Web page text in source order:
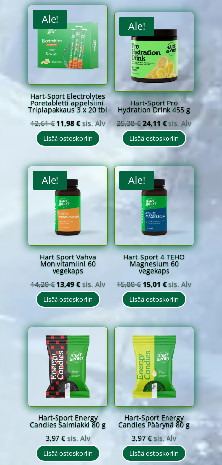
12,61 €.11,98 €.
Ale!
Hart-Sport Electrolytes
Poretabletti appelsiini
Triplapakkaus 3 x 20 tbl
12,61€ Alkuperäinen
hinta
oli:
12,61 €.
11,98 €Nykyinen
hinta
on:
11,98 €.
sis. Alv
Lisää ostoskoriin
Ale!
Hart-Sport Pro
Hydration Drink 455 g
25,38€Alkuperäinen
hinta
oli:
25,38 €.
24,11€Nykyinen
hinta
on:
24,11 €.
sis. Alv
Lisää ostoskoriin
Ale!
Hart-Sport Vahva
Monivitamiini 60
vegekaps
14,20€ Alkuperäinen
hinta
oli:
14,20 €.
13,49 €Nykyinen
hinta
on:
13,49 €.
sis. Alv
Lisää ostoskoriin
Ale!
Hart-Sport 4-TEHO
Magnesium 60
vegekaps
15,80€Alkuperäinen
hinta
oli:
15,80 €.
15,01€Nykyinen
hinta
on:
15,01 €.
sis. Alv
Lisää ostoskoriin
Hart-Sport Energy
Candies Salmiakki 80 g
3,97 € sis. Alv
Lisää ostoskoriin
Hart-Sport Energy
Candies Päärynä 80 g
3,97€ sis. Alv
Lisää ostoskoriin